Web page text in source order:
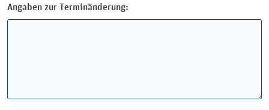
Angaben zur Terminänderung: